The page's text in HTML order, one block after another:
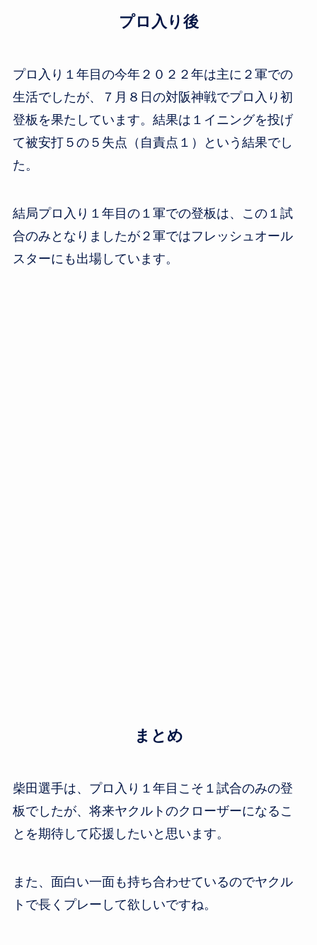
プロ入り後
プロ入り１年目の今年２０２２年は主に２軍での
生活でしたが、７月８日の対阪神戦でプロ入り初
登板を果たしています。結果は１イニングを投げ
て被安打５の５失点（自責点１）という結果でし
た。
結局プロ入り１年目の１軍での登板は、この１試
合のみとなりましたが２軍ではフレッシュオール
スターにも出場しています。
まとめ
柴田選手は、プロ入り１年目こそ１試合のみの登
板でしたが、将来ヤクルトのクローザーになるこ
とを期待して応援したいと思います。
また、面白い一面も持ち合わせているのでヤクル
トで長くプレーして欲しいですね。